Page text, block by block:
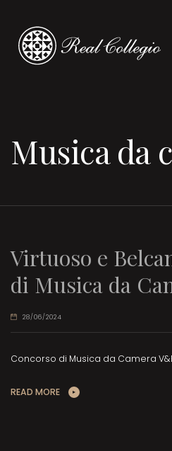
Musica da
Virtuoso e
di Musica da
28/06/2024
Concorso di Musica da Camera
READ MORE